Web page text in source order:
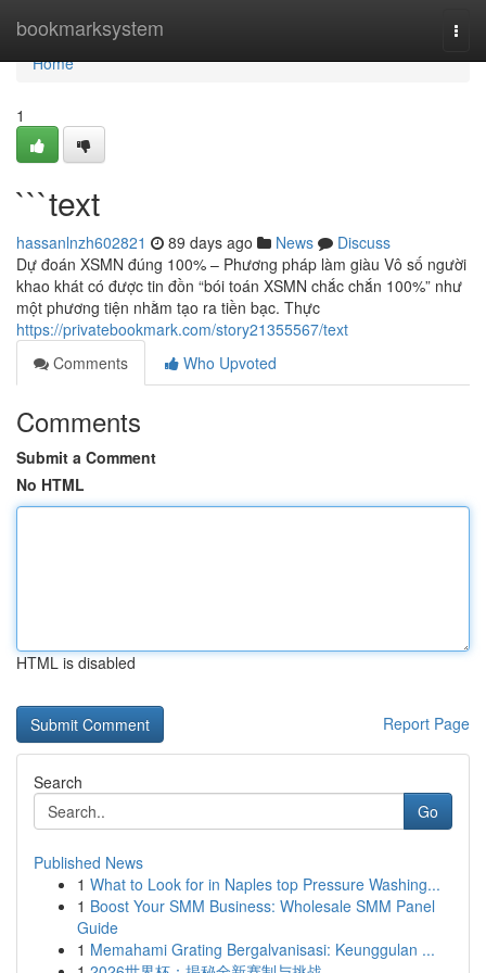
bookmarksystem
Home
Home
1
```text
hassanlnzh602821 89 days ago News
Discuss
Dự đoán XSMN đúng 100% – Phương pháp làm giàu Vô số người
khao khát có được tin đồn “bói toán XSMN chắc chắn 100%” như
một phương tiện nhằm tạo ra tiền bạc. Thực
https://privatebookmark.com/story21355567/text
Comments
Who Upvoted
Comments
Submit a Comment
No HTML
HTML is disabled
Report Page
Search
Go
Published News
1 What to Look for in Naples top Pressure Washing...
1 Boost Your SMM Business: Wholesale SMM Panel
Guide
1 Memahami Grating Bergalvanisasi: Keunggulan ...